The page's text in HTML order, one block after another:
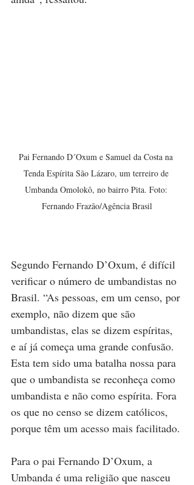
Pai Fernando D´Oxum e Samuel da Costa na
Tenda Espírita São Lázaro, um terreiro de
Umbanda Omolokô, no bairro Pita. Foto:
Fernando Frazão/Agência Brasil
Segundo Fernando D’Oxum, é difícil
verificar o número de umbandistas no
Brasil. “As pessoas, em um censo, por
exemplo, não dizem que são
umbandistas, elas se dizem espíritas,
e aí já começa uma grande confusão.
Esta tem sido uma batalha nossa para
que o umbandista se reconheça como
umbandista e não como espírita. Fora
os que no censo se dizem católicos,
porque têm um acesso mais facilitado.
Para o pai Fernando D’Oxum, a
Umbanda é uma religião que nasceu